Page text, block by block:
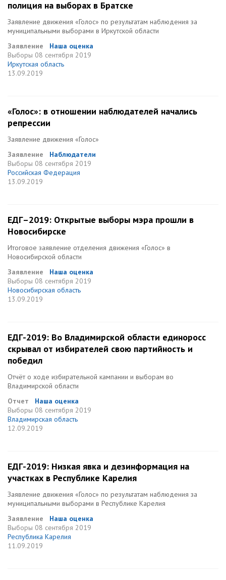
полиция на выборах в Братске
Заявление движения «Голос» по результатам наблюдения за
муниципальными выборами в Иркутской области
Заявление
Наша оценка
Выборы 08 сентября 2019
Иркутская область
13.09.2019
«Голос»: в отношении наблюдателей начались
репрессии
Заявление движения «Голос»
Заявление
Наблюдатели
Выборы 08 сентября 2019
Российская Федерация
13.09.2019
ЕДГ–2019: Открытые выборы мэра прошли в
Новосибирске
Итоговое заявление отделения движения «Голос» в
Новосибирской области
Заявление
Наша оценка
Выборы 08 сентября 2019
Новосибирская область
13.09.2019
ЕДГ-2019: Во Владимирской области единоросс
скрывал от избирателей свою партийность и
победил
Отчёт о ходе избирательной кампании и выборам во
Владимирской области
Отчет
Наша оценка
Выборы 08 сентября 2019
Владимирская область
12.09.2019
ЕДГ-2019: Низкая явка и дезинформация на
участках в Республике Карелия
Заявление движения «Голос» по результатам наблюдения за
муниципальными выборами в Республике Карелия
Заявление
Наша оценка
Выборы 08 сентября 2019
Республика Карелия
11.09.2019